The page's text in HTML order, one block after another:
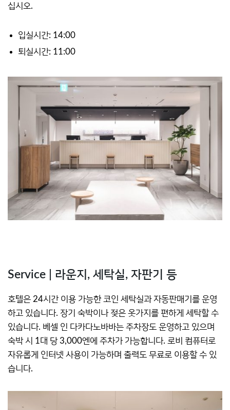
십시오.
입실시간: 14:00
퇴실시간: 11:00
Service | 라운지, 세탁실, 자판기 등
호텔은 24시간 이용 가능한 코인 세탁실과 자동판매기를 운영
하고 있습니다. 장기 숙박이나 젖은 옷가지를 편하게 세탁할 수
있습니다. 베셀 인 다카다노바바는 주차장도 운영하고 있으며
숙박 시 1대 당 3,000엔에 주차가 가능합니다. 로비 컴퓨터로
자유롭게 인터넷 사용이 가능하며 출력도 무료로 이용할 수 있
습니다.